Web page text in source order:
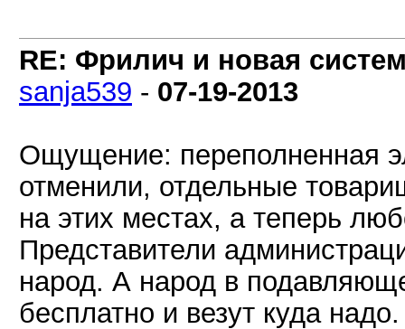
RE: Фрилич и новая
sanja539 - 07-19-2013
Ощущение: переполненная
отменили, отдельные
на этих местах, а теперь
Представители
народ. А народ в
бесплатно и везут куда надо.